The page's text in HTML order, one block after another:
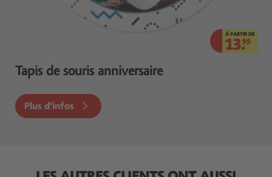
À PARTIR DE
13.99
Tapis de souris anniversaire
Plus d'infos